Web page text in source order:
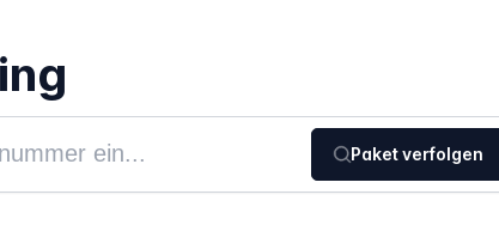
Paket verfolgen